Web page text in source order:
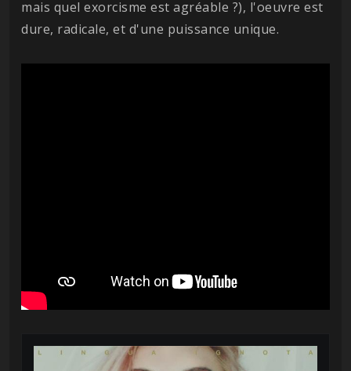
mais quel exorcisme est agréable ?), l'oeuvre est
dure, radicale, et d'une puissance unique.